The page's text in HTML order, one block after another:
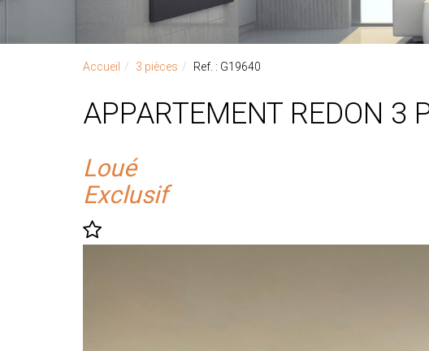
Accueil 3 pièces Ref. : G19640
APPARTEMENT REDON
Loué
Exclusif